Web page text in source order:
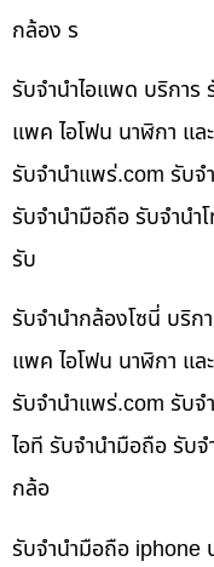
กล้อง ร
รับจำนำไอแพด บริการ
แพค ไอโฟน นาฬิกา แ
รับจํานําแพร่.com รับจ
รับจำนำมือถือ รับจำนำ
รับ
รับจำนำกล้องโซนี่ บริก
แพค ไอโฟน นาฬิกา แ
รับจํานําแพร่.com รับจ
ไอที รับจำนำมือถือ รับ
กล้อ
รับจำนำมือถือ iphone